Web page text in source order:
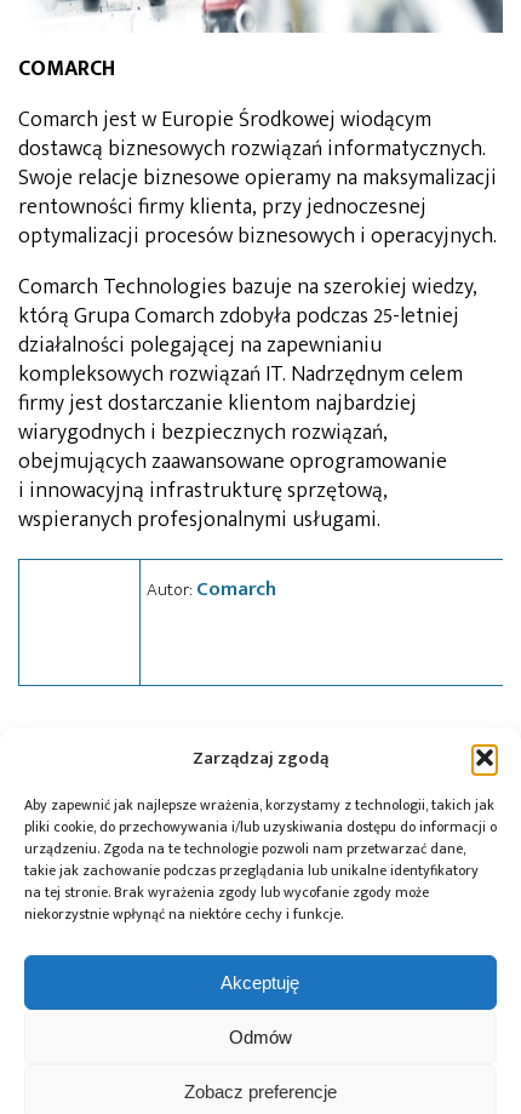
Zarządzaj zgodą
Aby zapewnić jak najlepsze wrażenia, korzystamy z technologii, takich jak
pliki cookie, do przechowywania i/lub uzyskiwania dostępu do informacji o
urządzeniu. Zgoda na te technologie pozwoli nam przetwarzać dane,
takie jak zachowanie podczas przeglądania lub unikalne identyfikatory
na tej stronie. Brak wyrażenia zgody lub wycofanie zgody może
niekorzystnie wpłynąć na niektóre cechy i funkcje.
Akceptuję
Odmów
Zobacz preferencje
COMARCH
Comarch jest w Europie Środkowej wiodącym
dostawcą biznesowych rozwiązań informatycznych.
Swoje relacje biznesowe opieramy na maksymalizacji
rentowności firmy klienta, przy jednoczesnej
optymalizacji procesów biznesowych i operacyjnych.
Comarch Technologies bazuje na szerokiej wiedzy,
którą Grupa Comarch zdobyła podczas 25-letniej
działalności polegającej na zapewnianiu
kompleksowych rozwiązań IT. Nadrzędnym celem
firmy jest dostarczanie klientom najbardziej
wiarygodnych i bezpiecznych rozwiązań,
obejmujących zaawansowane oprogramowanie
i innowacyjną infrastrukturę sprzętową,
wspieranych profesjonalnymi usługami.
Autor: Comarch
Przeczytaj również:
Prototypowanie
Trendy
w siłownikach:
napędzające ruch